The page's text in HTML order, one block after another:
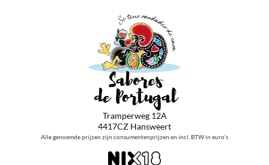
Tramperweg 12A
4417CZ Hansweert
Alle genoemde prijzen zijn consumentenprijzen en incl. BTW in euro’s